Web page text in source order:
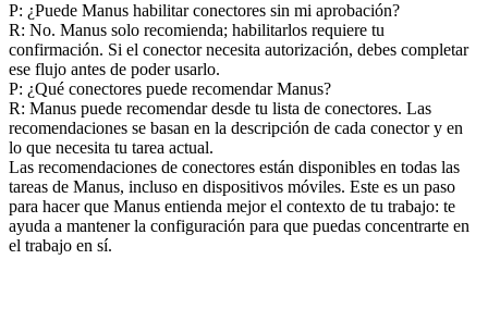
P: ¿Puede Manus habilitar conectores sin mi aprobación?
R: No. Manus solo recomienda; habilitarlos requiere tu
confirmación. Si el conector necesita autorización, debes completar
ese flujo antes de poder usarlo.
P: ¿Qué conectores puede recomendar Manus?
R: Manus puede recomendar desde tu lista de conectores. Las
recomendaciones se basan en la descripción de cada conector y en
lo que necesita tu tarea actual.
Las recomendaciones de conectores están disponibles en todas las
tareas de Manus, incluso en dispositivos móviles. Este es un paso
para hacer que Manus entienda mejor el contexto de tu trabajo: te
ayuda a mantener la configuración para que puedas concentrarte en
el trabajo en sí.